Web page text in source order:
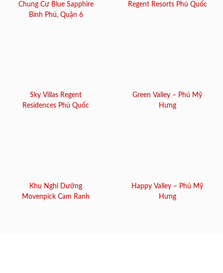
Chung Cư Blue Sapphire
Bình Phú, Quận 6
Regent Resorts Phú Quốc
Sky Villas Regent
Residences Phú Quốc
Green Valley – Phú Mỹ
Hưng
Khu Nghỉ Dưỡng
Movenpick Cam Ranh
Happy Valley – Phú Mỹ
Hưng